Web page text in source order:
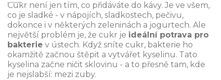
Cukr není jen tím, co přidáváte do kávy. Je ve všem,
co je sladké - v nápojích, sladkostech, pečivu,
dokonce i v některých zeleninách a jogurtech. Ale
největší problém je, že cukr je ideální potrava pro
bakterie v ústech. Když sníte cukr, bakterie ho
okamžitě začnou štěpit a vytvářet kyselinu. Tato
kyselina začne ničit sklovinu - a to přesně tam, kde
je nejslabší: mezi zuby.